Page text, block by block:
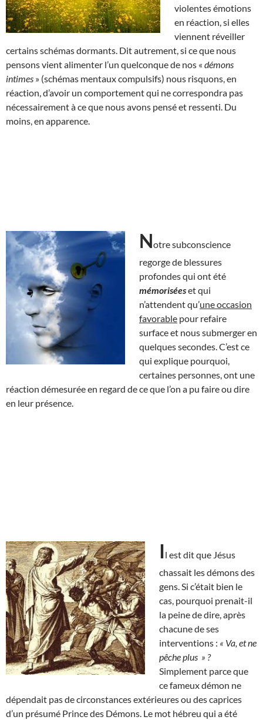
violentes émotions
en réaction, si elles
viennent réveiller
certains schémas dormants. Dit autrement, si ce que nous
pensons vient alimenter l’un quelconque de nos « démons
intimes » (schémas mentaux compulsifs) nous risquons, en
réaction, d’avoir un comportement qui ne correspondra pas
nécessairement à ce que nous avons pensé et ressenti. Du
moins, en apparence.
Notre subconscience
regorge de blessures
profondes qui ont été
mémoriséeset qui
n’attendent qu’une occasion
favorable pour refaire
surface et nous submerger en
quelques secondes. C’est ce
qui explique pourquoi,
certaines personnes, ont une
réaction démesurée en regard de ce que l’on a pu faire ou dire
en leur présence.
Il est dit que Jésus
chassait les démons des
gens. Si c’était bien le
cas, pourquoi prenait-il
la peine de dire, après
chacune de ses
interventions : « Va, et ne
pêche plus » ?
Simplement parce que
ce fameux démon ne
dépendait pas de circonstances extérieures ou des caprices
d’un présumé Prince des Démons. Le mot hébreu qui a été